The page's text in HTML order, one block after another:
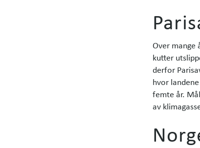
Over mange
kutter
derfor
hvor
femte år.
av